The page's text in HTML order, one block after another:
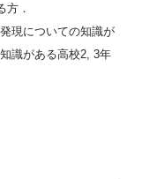
方．
現についての知識が
識がある高校2, 3年